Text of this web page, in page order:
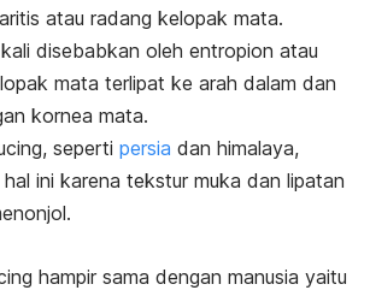
atau radang kelopak mata.
disebabkan oleh entropion atau
mata terlipat ke arah dalam dan
kornea mata.
seperti persia dan himalaya,
hal ini karena tekstur muka dan lipatan
hampir sama dengan manusia yaitu